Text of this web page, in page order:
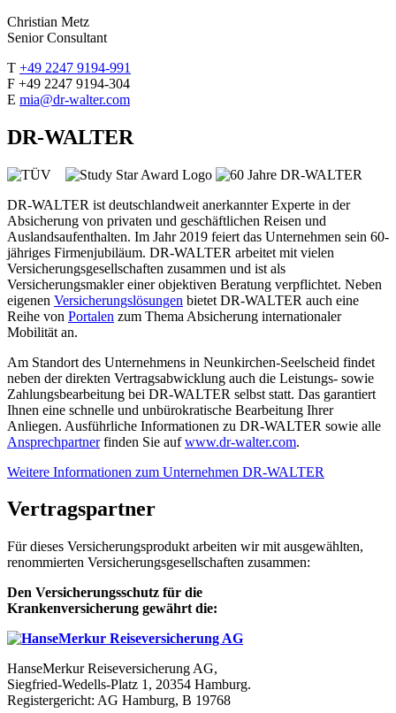
Christian Metz
Senior Consultant
T +49 2247 9194-991
F +49 2247 9194-304
E mia@dr-walter.com
DR-WALTER
DR-WALTER ist deutschlandweit anerkannter Experte in der
Absicherung von privaten und geschäftlichen Reisen und
Auslandsaufenthalten. Im Jahr 2019 feiert das Unternehmen sein 60-
jähriges Firmenjubiläum. DR-WALTER arbeitet mit vielen
Versicherungsgesellschaften zusammen und ist als
Versicherungsmakler einer objektiven Beratung verpflichtet. Neben
eigenen Versicherungslösungen bietet DR-WALTER auch eine
Reihe von Portalen zum Thema Absicherung internationaler
Mobilität an.
Am Standort des Unternehmens in Neunkirchen-Seelscheid findet
neben der direkten Vertragsabwicklung auch die Leistungs- sowie
Zahlungsbearbeitung bei DR-WALTER selbst statt. Das garantiert
Ihnen eine schnelle und unbürokratische Bearbeitung Ihrer
Anliegen. Ausführliche Informationen zu DR-WALTER sowie alle
Ansprechpartnerfinden Sie aufwww.dr-walter.com.
Weitere Informationen zum Unternehmen DR-WALTER
Vertragspartner
Für dieses Versicherungsprodukt arbeiten wir mit ausgewählten,
renommierten Versicherungsgesellschaften zusammen:
Den Versicherungsschutz für die
Krankenversicherung gewährt die:
HanseMerkur Reiseversicherung AG,
Siegfried-Wedells-Platz 1, 20354 Hamburg.
Registergericht: AG Hamburg, B 19768